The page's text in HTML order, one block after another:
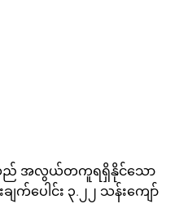
ည် အလွယ်တကူရရှိနိုင်သော
ျက်ပေါင်း ၃.၂၂ သန်းကျော်